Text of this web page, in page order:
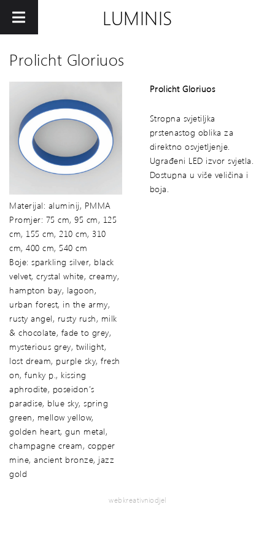
LUMINIS
Prolicht Gloriuos
Materijal: aluminij, PMMA
Promjer: 75 cm, 95 cm, 125
cm, 155 cm, 210 cm, 310
cm, 400 cm, 540 cm
Boje: sparkling silver, black
velvet, crystal white, creamy,
hampton bay, lagoon,
urban forest, in the army,
rusty angel, rusty rush, milk
& chocolate, fade to grey,
mysterious grey, twilight,
lost dream, purple sky, fresh
on, funky p., kissing
aphrodite, poseidon’s
paradise, blue sky, spring
green, mellow yellow,
golden heart, gun metal,
champagne cream, copper
mine, ancient bronze, jazz
gold
Prolicht Gloriuos
Stropna svjetiljka
prstenastog oblika za
direktno osvjetljenje.
Ugrađeni LED izvor svjetla.
Dostupna u više veličina i
boja.
webkreativniodjel